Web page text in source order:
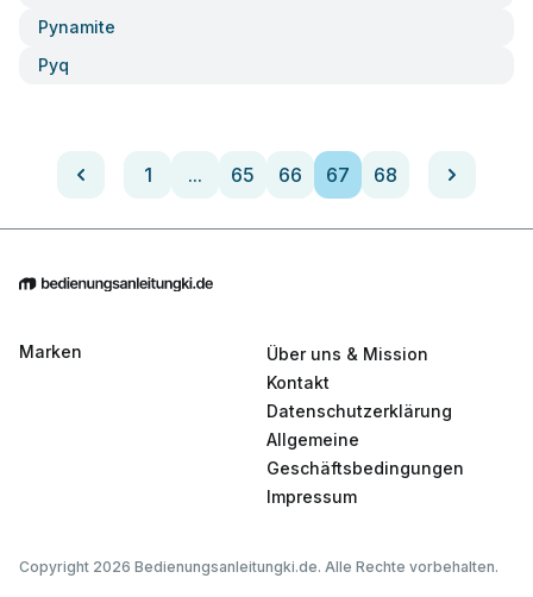
Pynamite
Pyq
1 ... 65 66 67 68
Marken
Über uns & Mission
Kontakt
Datenschutzerklärung
Allgemeine
Geschäftsbedingungen
Impressum
Copyright 2026 Bedienungsanleitungki.de. Alle Rechte vorbehalten.